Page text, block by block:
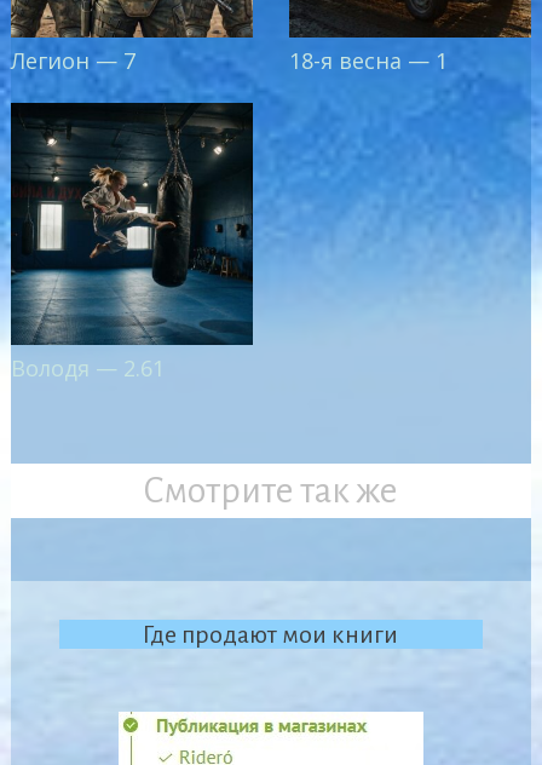
Легион — 7 18-я весна — 1
Володя — 2.61
Смотрите так же
Где продают мои книги